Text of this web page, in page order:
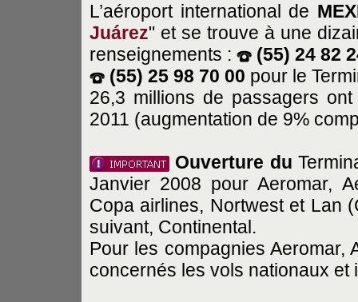
L’aéroport international de
Juárez" et se trouve à une
renseignements :
(55) 24 82
(55) 25 98 70 00 pour le
26,3 millions de passagers
2011 (augmentation de 9%
Ouverture du
Janvier 2008 pour Aeromar,
Copa airlines, Nortwest et Lan
suivant, Continental.
Pour les compagnies Aeromar,
concernés les vols nationaux et